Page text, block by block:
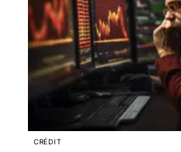
CRÉDIT